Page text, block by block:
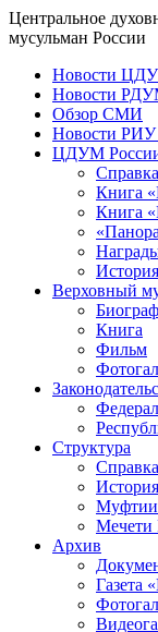
Центральное
мусульман России
Новости
Новости
Обзор СМИ
Новости
ЦДУМ
Книга
Книга
Верховный
Книга
Фильм
Структура
Муфтии
Мечети
Архив
Газета